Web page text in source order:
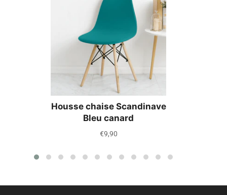
Housse chaise Scandinave
Bleu canard
Prix
€9,90